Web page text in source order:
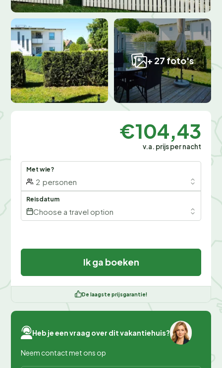
+ 27 foto's
€104,43
v.a. prijs per nacht
Met wie?
2 personen
Reisdatum
Choose a travel option
Ik ga boeken
De laagste prijsgarantie!
Heb je een vraag over dit vakantiehuis?
Neem contact met ons op